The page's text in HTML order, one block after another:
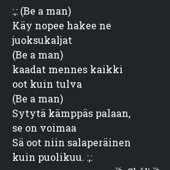
:,: (Be a man)
Käy nopee hakee ne
juoksukaljat
(Be a man)
kaadat mennes kaikki
oot kuin tulva
(Be a man)
Sytytä kämppäs palaan,
se on voimaa
Sä oot niin salaperäinen
kuin puolikuu. :,: